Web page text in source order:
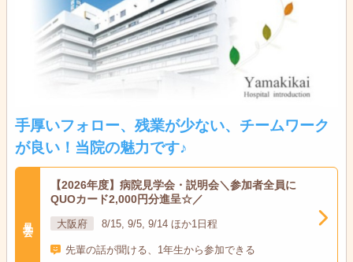
手厚いフォロー、残業が少ない、チームワーク
が良い！当院の魅力です♪
【2026年度】病院見学会・説明会＼参加者全員に
QUOカード2,000円分進呈☆／
大阪府 8/15, 9/5, 9/14 ほか1日程
先輩の話が聞ける、1年生から参加できる